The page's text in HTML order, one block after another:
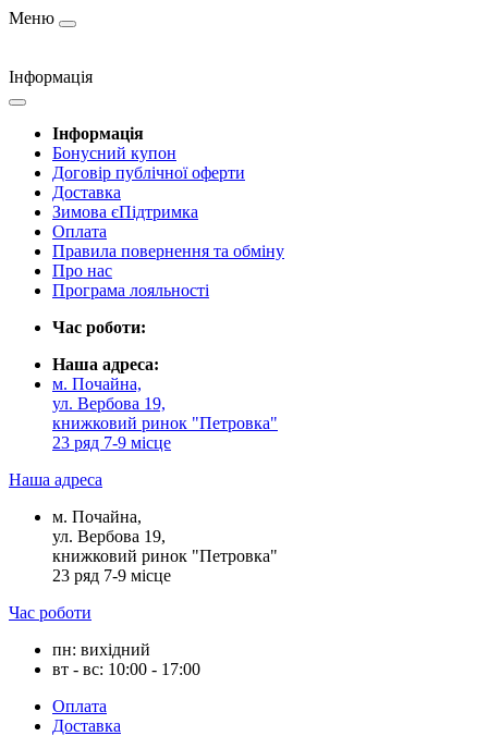
Меню
Інформація
Інформація
Бонусний купон
Договір публічної оферти
Доставка
Зимова єПідтримка
Оплата
Правила повернення та обміну
Про нас
Програма лояльності
Час роботи:
Наша адреса:
м. Почайна,
ул. Вербова 19,
книжковий ринок "Петровка"
23 ряд 7-9 місце
Наша адреса
м. Почайна,
ул. Вербова 19,
книжковий ринок "Петровка"
23 ряд 7-9 місце
Час роботи
пн: вихідний
вт - вс: 10:00 - 17:00
Оплата
Доставка